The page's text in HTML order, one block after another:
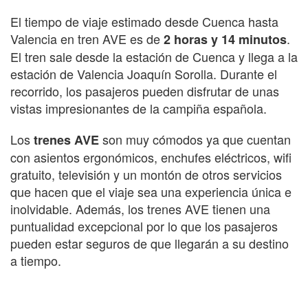
El tiempo de viaje estimado desde Cuenca hasta
Valencia en tren AVE es de2 horas y 14 minutos.
El tren sale desde la estación de Cuenca y llega a la
estación de Valencia Joaquín Sorolla. Durante el
recorrido, los pasajeros pueden disfrutar de unas
vistas impresionantes de la campiña española.
Lostrenes AVEson muy cómodos ya que cuentan
con asientos ergonómicos, enchufes eléctricos, wifi
gratuito, televisión y un montón de otros servicios
que hacen que el viaje sea una experiencia única e
inolvidable. Además, los trenes AVE tienen una
puntualidad excepcional por lo que los pasajeros
pueden estar seguros de que llegarán a su destino
a tiempo.